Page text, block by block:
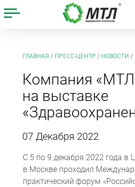
ГЛАВНАЯ / ПРЕСС-ЦЕНТР / НОВОСТИ /
Компания
на выставке
07 Декабря 2022
С 5 по 9 декабря 2022 года в
в Москве проходил
практический форум